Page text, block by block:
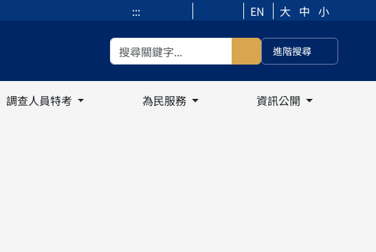
::: EN 大 中 小
進階搜尋
調查人員特考 為民服務
資訊公開